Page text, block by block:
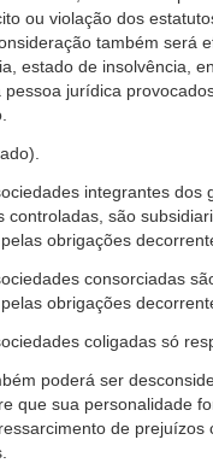
ou violação dos
também será
estado de insolvência,
pessoa jurídica
integrantes dos
controladas, são
obrigações
consorciadas
obrigações
coligadas só
poderá ser
que sua personalidade
de prejuízos